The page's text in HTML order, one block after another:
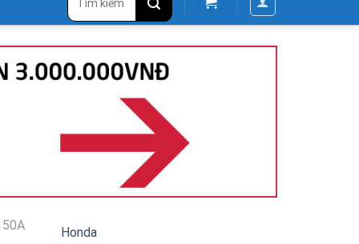
kiếm:
Honda